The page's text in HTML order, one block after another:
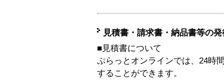
見積書・請求書・納品書等の
■見積書について
ぷらっとオンラインでは、24時
することができます。